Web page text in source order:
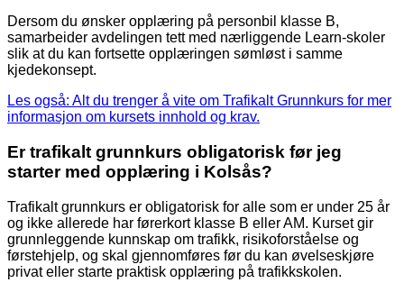
Dersom du ønsker opplæring på personbil klasse B,
samarbeider avdelingen tett med nærliggende Learn-skoler
slik at du kan fortsette opplæringen sømløst i samme
kjedekonsept.
Les også: Alt du trenger å vite om Trafikalt Grunnkurs for mer
informasjon om kursets innhold og krav.
Er trafikalt grunnkurs obligatorisk før jeg
starter med opplæring i Kolsås?
Trafikalt grunnkurs er obligatorisk for alle som er under 25 år
og ikke allerede har førerkort klasse B eller AM. Kurset gir
grunnleggende kunnskap om trafikk, risikoforståelse og
førstehjelp, og skal gjennomføres før du kan øvelseskjøre
privat eller starte praktisk opplæring på trafikkskolen.